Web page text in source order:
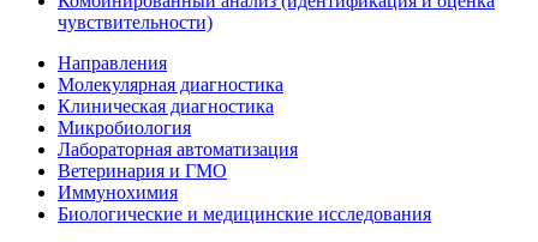
чувствительности)
Направления
Молекулярная диагностика
Клиническая диагностика
Микробиология
Лабораторная автоматизация
Ветеринария и ГМО
Иммунохимия
Биологические и медицинские исследования